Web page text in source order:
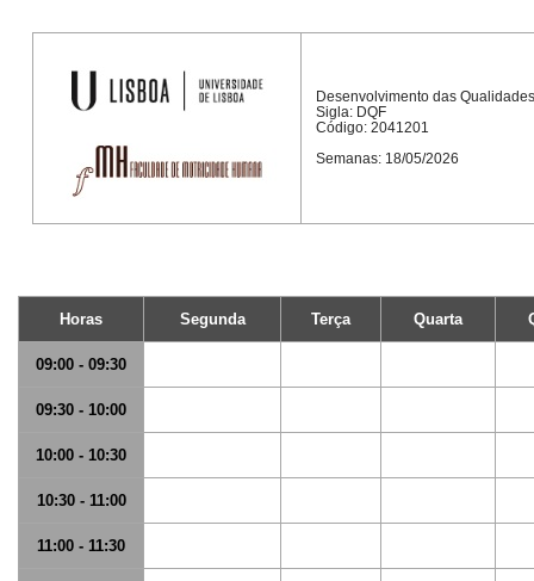
Desenvolvimento das
Sigla: DQF
Código: 2041201
Semanas: 18/05/2026
Horas Segunda Terça Quarta
09:00 - 09:30
09:30 - 10:00
10:00 - 10:30
10:30 - 11:00
11:00 - 11:30